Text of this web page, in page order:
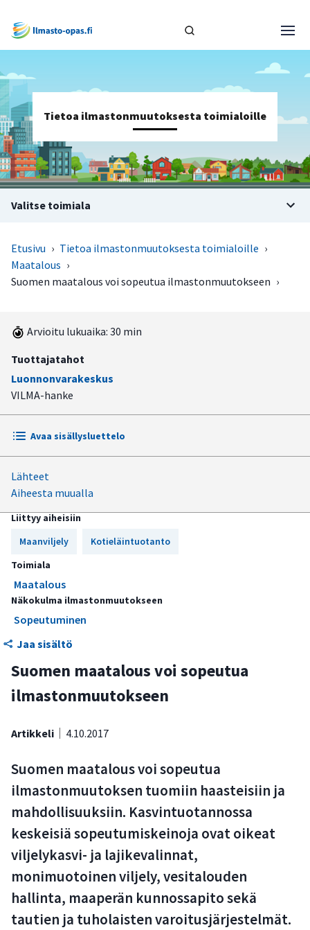
Tietoa ilmastonmuutoksesta toimialoille
Valitse toimiala
Etusivu › Tietoa ilmastonmuutoksesta toimialoille ›
Maatalous ›
Suomen maatalous voi sopeutua ilmastonmuutokseen ›
Arvioitu lukuaika: 30 min
Tuottajatahot
Luonnonvarakeskus
VILMA-hanke
Avaa sisällysluettelo
Ilmastonmuutos tuo Suomen maatalouteen hyviä ja
huonoja asioita
Peltokasvien tuotanto voi nousta kukoistukseen oikeilla
kasvilaji- ja lajikevalinnoilla
Viljelemällä syyskylvöisiä kasveja voidaan varautua kevään
kuivuutta vastaan
Sään ääri-ilmiöihin voi osittain varautua kasvivalinnoilla
entistä tärkeämpää
liiketoimintaa
Kokonaisvaltaisella otteella sopeudutaan parhaiten
Lähteet
Aiheesta muualla
Liittyy aiheisiin
Maanviljely
Kotieläintuotanto
Toimiala
Maatalous
Näkokulma ilmastonmuutokseen
Sopeutuminen
Jaa sisältö
Suomen maatalous voi sopeutua
ilmastonmuutokseen
Artikkeli 4.10.2017
Suomen maatalous voi sopeutua
ilmastonmuutoksen tuomiin haasteisiin ja
mahdollisuuksiin. Kasvintuotannossa
keskeisiä sopeutumiskeinoja ovat oikeat
viljelykasvi- ja lajikevalinnat,
monimuotoinen viljely, vesitalouden
hallinta, maaperän kunnossapito sekä
tautien ja tuholaisten varoitusjärjestelmät.